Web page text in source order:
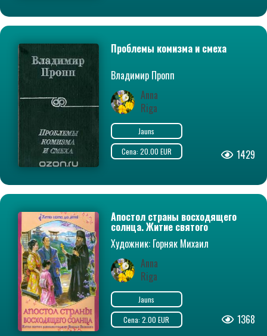
Проблемы комизма и смеха
Владимир Пропп
Anna
Riga
Jauns
Cena: 20.00 EUR
1429
Апостол страны восходящего
солнца. Житие святого
равноапостольного Николая
Японского
Художник: Горняк Михаил
Anna
Riga
Jauns
Cena: 2.00 EUR
1368